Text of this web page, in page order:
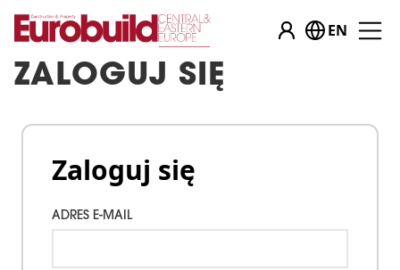
EN
ZALOGUJ SIĘ
Zaloguj się
ADRES E-MAIL